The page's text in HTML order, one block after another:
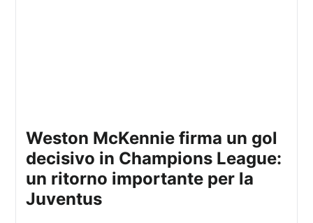
Weston McKennie firma un gol
decisivo in Champions League:
un ritorno importante per la
Juventus